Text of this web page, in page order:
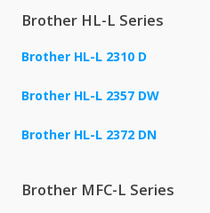
Brother HL-L Series
Brother HL-L 2310 D
Brother HL-L 2357 DW
Brother HL-L 2372 DN
Brother MFC-L Series